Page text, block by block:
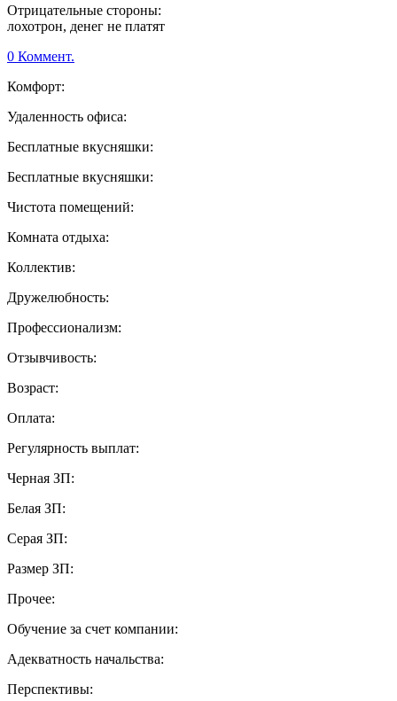
Отрицательные стороны:
лохотрон, денег не платят
0 Коммент.
Комфорт:
Удаленность офиса:
Бесплатные вкусняшки:
Бесплатные вкусняшки:
Чистота помещений:
Комната отдыха:
Коллектив:
Дружелюбность:
Профессионализм:
Отзывчивость:
Возраст:
Оплата:
Регулярность выплат:
Черная ЗП:
Белая ЗП:
Серая ЗП:
Размер ЗП:
Прочее:
Обучение за счет компании:
Адекватность начальства:
Перспективы: